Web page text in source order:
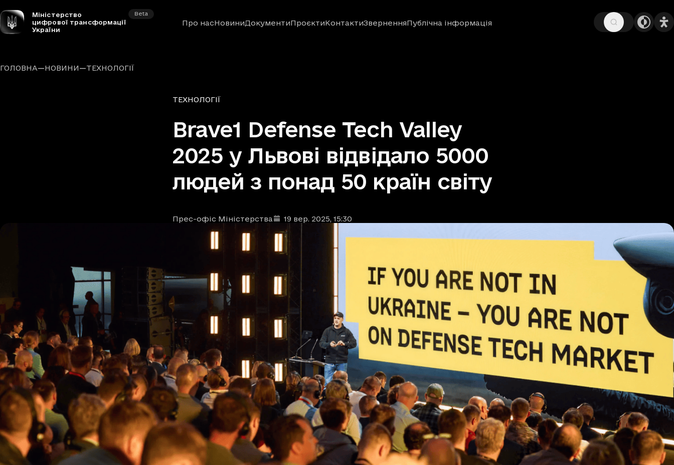
Міністерство
цифрової трансформації
України
Beta
Про насНовиниДокументиПроєктиКонтактиЗверненняПублічна інформація
ГОЛОВНА—НОВИНИ—ТЕХНОЛОГІЇ
Рубрики
ТЕХНОЛОГІЇ
Brave1 Defense Tech Valley
2025 у Львові відвідало 5000
людей з понад 50 країн світу
Автори
Прес-офіс Міністерства
Дата та час публікації : 19 вер. 2025, 15:30